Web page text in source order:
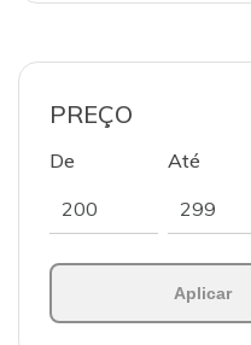
PREÇO
De Até
Aplicar